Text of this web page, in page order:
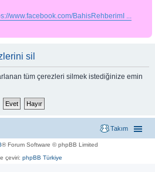
www.facebook.com/BahisRehberimI ...
sil
tüm çerezleri silmek istediğinize emin
Takım
® Forum Software © phpBB Limited
çeviri: phpBB Türkiye